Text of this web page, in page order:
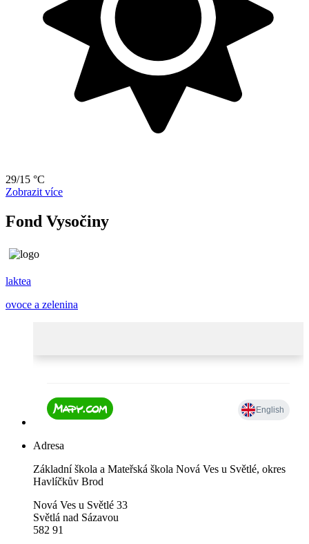
29/15 °C
Zobrazit více
Fond Vysočiny
laktea
ovoce a zelenina
Adresa
Základní škola a Mateřská škola Nová Ves u Světlé, okres
Havlíčkův Brod
Nová Ves u Světlé 33
Světlá nad Sázavou
582 91